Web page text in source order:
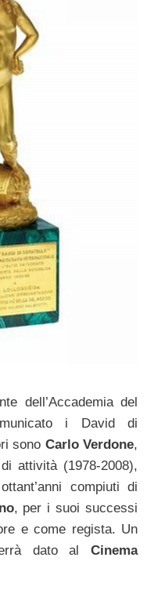
dell’Accademia del
i David di
sono Carlo Verdone,
attività (1978-2008),
compiuti di
, per i suoi successi
e come regista. Un
dato al Cinema